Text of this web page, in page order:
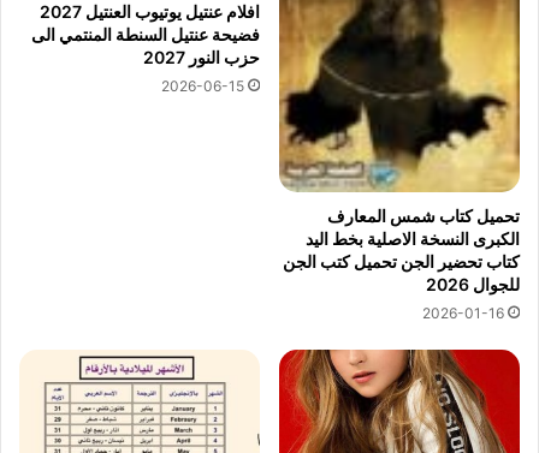
تحميل كتاب شمس المعارف
الكبرى النسخة الاصلية بخط اليد
كتاب تحضير الجن تحميل كتب الجن
للجوال 2026
2026-01-16
افلام عنتيل يوتيوب العنتيل 2027
فضيحة عنتيل السنطة المنتمي الى
حزب النور 2027
2026-06-15